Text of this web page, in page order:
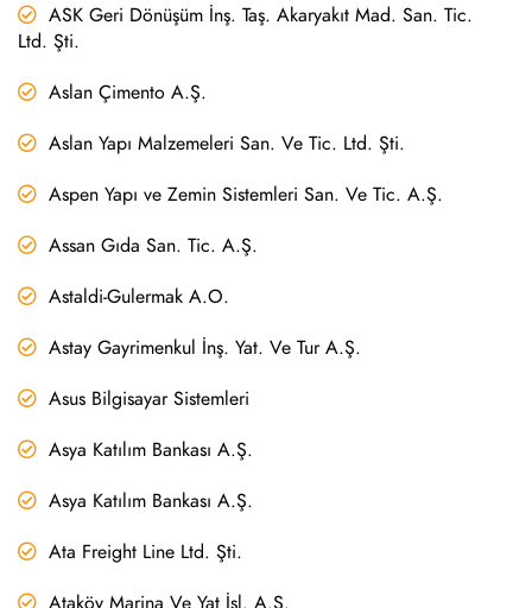
ASK Geri Dönüşüm İnş. Taş. Akaryakıt Mad. San. Tic.
Ltd. Şti.
Aslan Çimento A.Ş.
Aslan Yapı Malzemeleri San. Ve Tic. Ltd. Şti.
Aspen Yapı ve Zemin Sistemleri San. Ve Tic. A.Ş.
Assan Gıda San. Tic. A.Ş.
Astaldi-Gulermak A.O.
Astay Gayrimenkul İnş. Yat. Ve Tur A.Ş.
Asus Bilgisayar Sistemleri
Asya Katılım Bankası A.Ş.
Asya Katılım Bankası A.Ş.
Ata Freight Line Ltd. Şti.